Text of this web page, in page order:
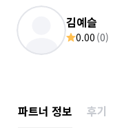
김예슬
0.00 (0)
파트너 정보 후기